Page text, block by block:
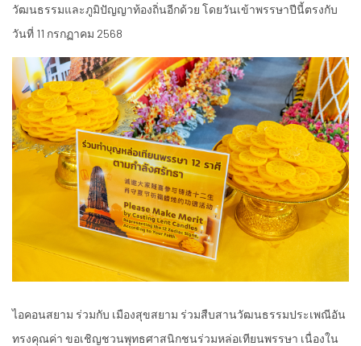
วัฒนธรรมและภูมิปัญญาท้องถิ่นอีกด้วย โดยวันเข้าพรรษาปีนี้ตรงกับ
วันที่ 11 กรกฏาคม 2568
ไอคอนสยาม ร่วมกับ เมืองสุขสยาม ร่วมสืบสานวัฒนธรรมประเพณีอัน
ทรงคุณค่า ขอเชิญชวนพุทธศาสนิกชนร่วมหล่อเทียนพรรษา เนื่องใน